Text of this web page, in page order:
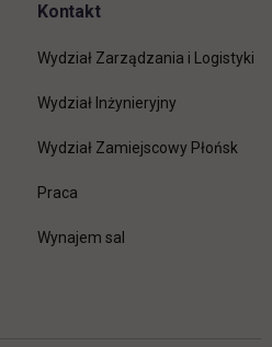
Kontakt
Wydział Zarządzania i Logistyki
Wydział Inżynieryjny
Wydział Zamiejscowy Płońsk
Praca
Wynajem sal